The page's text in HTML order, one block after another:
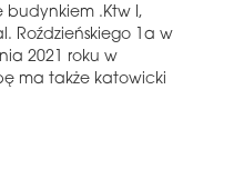
budynkiem .Ktw I,
Roździeńskiego 1a w
2021 roku w
ma także katowicki